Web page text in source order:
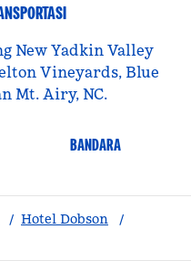
New Yadkin Valley
Vineyards, Blue
Mt. Airy, NC.
BANDARA
/ Hotel Dobson
/